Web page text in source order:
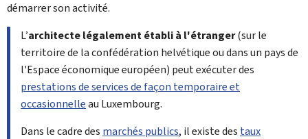
démarrer son activité.
L’architecte légalement établi à l'étranger(sur le
territoire de la confédération helvétique ou dans un pays de
l'Espace économique européen) peut exécuter des
prestations de services de façon temporaire et
occasionnelleau Luxembourg.
Dans le cadre des marchés publics, il existe des taux